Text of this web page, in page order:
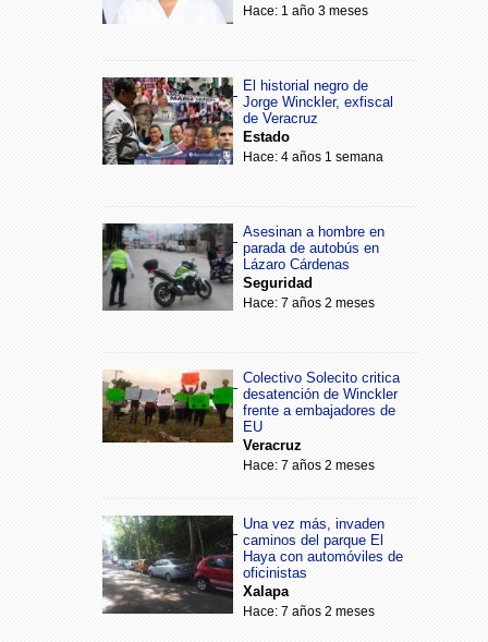
Hace: 1 año 3 meses
El historial negro de
Jorge Winckler, exfiscal
de Veracruz
Estado
Hace: 4 años 1 semana
Asesinan a hombre en
parada de autobús en
Lázaro Cárdenas
Seguridad
Hace: 7 años 2 meses
Colectivo Solecito critica
desatención de Winckler
frente a embajadores de
EU
Veracruz
Hace: 7 años 2 meses
Una vez más, invaden
caminos del parque El
Haya con automóviles de
oficinistas
Xalapa
Hace: 7 años 2 meses